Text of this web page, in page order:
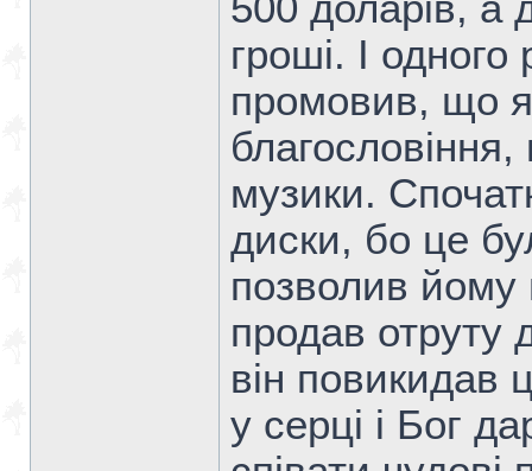
гроші. І
промовив, що
благословіння,
музики.
диски, бо це
позволив йому
продав отруту
він повикидав
у серці і Бог